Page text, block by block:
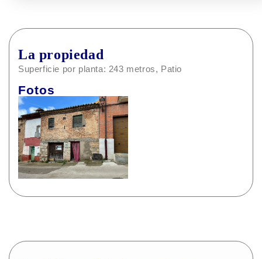
La propiedad
Superficie por planta: 243 metros, Patio
Fotos